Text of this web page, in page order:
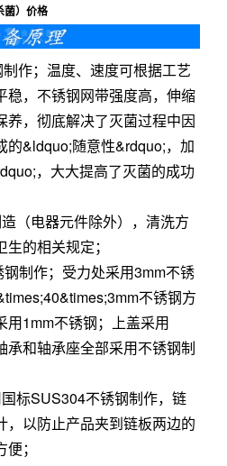
菌）价格
作；温度、速度可根据工艺
稳，不锈钢网带强度高，伸缩
养，彻底解决了灭菌过程中因
的&ldquo;随意性&rdquo;，加
，大大提高了灭菌的成功
（电器元件除外），清洗方
的相关规定；
制作；受力处采用3mm不锈
不锈钢方
用1mm不锈钢；上盖采用
承和轴承座全部采用不锈钢制
标SUS304不锈钢制作，链
，以防止产品夹到链板两边的
；